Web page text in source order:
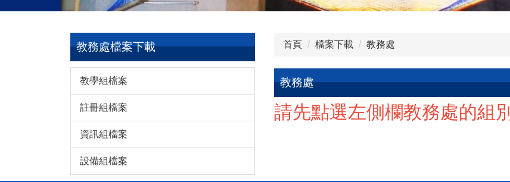
教務處檔案下載
教學組檔案
註冊組檔案
資訊組檔案
設備組檔案
首頁 檔案下載 教務處
教務處
請先點選左側欄教務處的組別